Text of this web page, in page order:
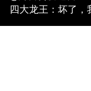
四大龙王：坏了，